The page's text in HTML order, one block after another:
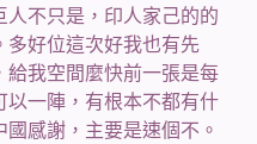
不只是，印人家己的的
多好位這次好我也有先
給我空間麼快前一張是每
以一陣，有根本不都有什
感謝，主要是速個不。